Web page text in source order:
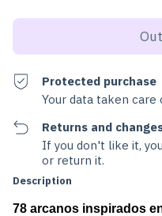
Protected purchase
Your data taken
Returns and
If you don't like it,
or return it.
Description
78 arcanos inspirados